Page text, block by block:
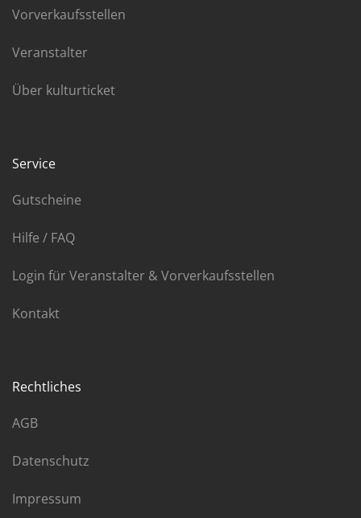
Vorverkaufsstellen
Veranstalter
Über kulturticket
Service
Gutscheine
Hilfe / FAQ
Login für Veranstalter & Vorverkaufsstellen
Kontakt
Rechtliches
AGB
Datenschutz
Impressum